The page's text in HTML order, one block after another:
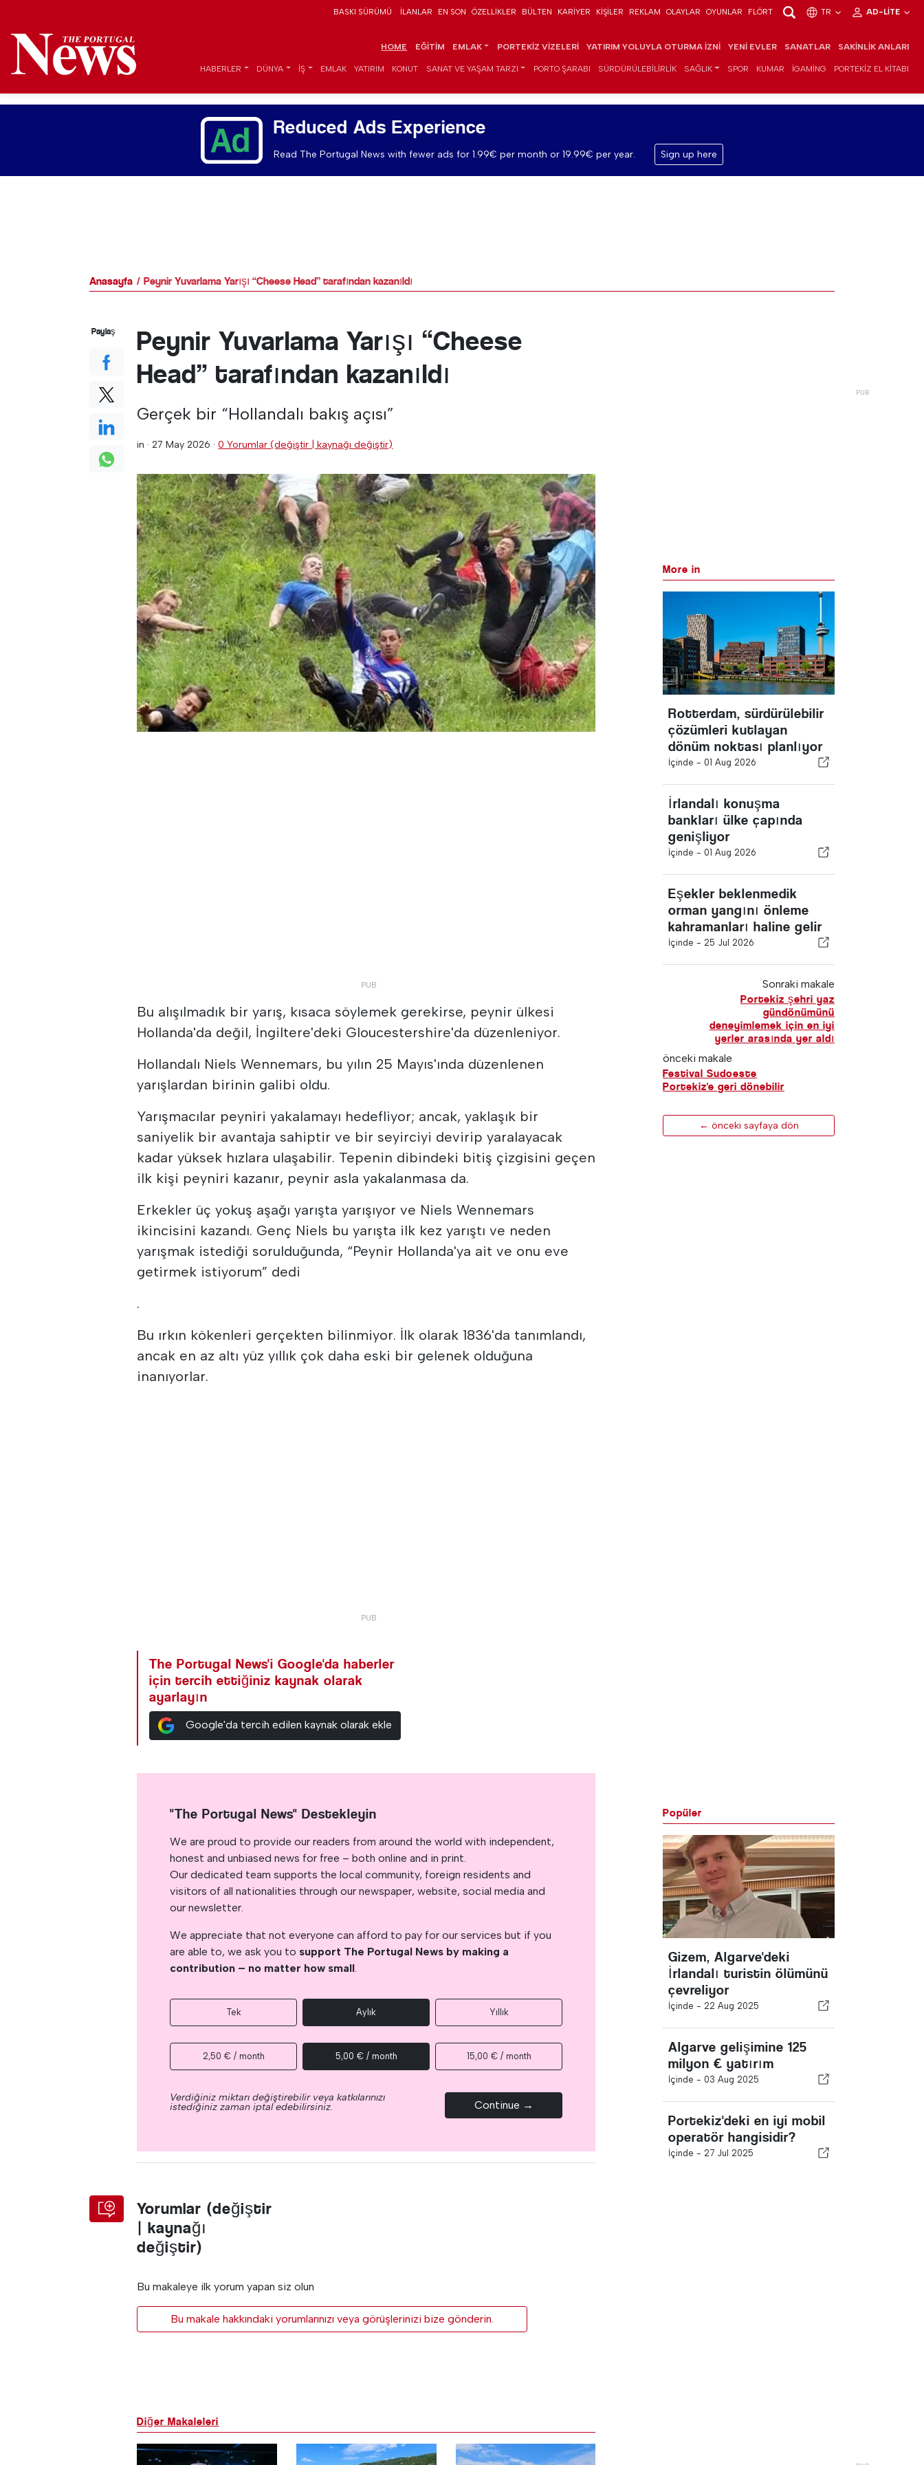
BASKI SÜRÜMÜ İLANLAR EN SON ÖZELLIKLER BÜLTEN KARIYER KIŞILER REKLAM OLAYLAR OYUNLAR FLÖRT TR AD-LITE
HOME EĞITIM EMLAK PORTEKIZ VIZELERI YATIRIM YOLUYLA OTURMA İZNI YENI EVLER SANATLAR SAKINLIK ANLARI
HABERLER DÜNYA İŞ EMLAK YATIRIM KONUT SANAT VE YAŞAM TARZI PORTO ŞARABI SÜRDÜRÜLEBILIRLIK SAĞLIK SPOR KUMAR IGAMING PORTEKIZ EL KITABI
Reduced Ads Experience
Read The Portugal News with fewer ads for 1.99€ per month or 19.99€ per year. Sign up here
Anasayfa Peynir Yuvarlama Yarışı “Cheese Head” tarafından kazanıldı
Peynir Yuvarlama Yarışı “Cheese
Head” tarafından kazanıldı
Gerçek bir “Hollandalı bakış açısı”
in ·27 May 2026 ·0 Yorumlar (değiştir | kaynağı değiştir)
Bu alışılmadık bir yarış, kısaca söylemek gerekirse, peynir ülkesi
Hollanda'da değil, İngiltere'deki Gloucestershire'da düzenleniyor.
Hollandalı Niels Wennemars, bu yılın 25 Mayıs'ında düzenlenen
yarışlardan birinin galibi oldu.
Yarışmacılar peyniri yakalamayı hedefliyor; ancak, yaklaşık bir
saniyelik bir avantaja sahiptir ve bir seyirciyi devirip yaralayacak
kadar yüksek hızlara ulaşabilir. Tepenin dibindeki bitiş çizgisini geçen
ilk kişi peyniri kazanır, peynir asla yakalanmasa da.
Erkekler üç yokuş aşağı yarışta yarışıyor ve Niels Wennemars
ikincisini kazandı. Genç Niels bu yarışta ilk kez yarıştı ve neden
yarışmak istediği sorulduğunda, “Peynir Hollanda'ya ait ve onu eve
getirmek istiyorum” dedi
.
Bu ırkın kökenleri gerçekten bilinmiyor. İlk olarak 1836'da tanımlandı,
ancak en az altı yüz yıllık çok daha eski bir gelenek olduğuna
inanıyorlar.
The Portugal News'i Google'da haberler
için tercih ettiğiniz kaynak olarak
ayarlayın
Google'da tercih edilen kaynak olarak ekle
Paylaş
More in
Rotterdam, sürdürülebilir
çözümleri kutlayan
dönüm noktası planlıyor
İçinde - 01 Aug 2026
İrlandalı konuşma
bankları ülke çapında
genişliyor
İçinde - 01 Aug 2026
Eşekler beklenmedik
orman yangını önleme
kahramanları haline gelir
İçinde - 25 Jul 2026
Sonraki makale
Portekiz şehri yaz
gündönümünü
deneyimlemek için en iyi
yerler arasında yer aldı
önceki makale
Festival Sudoeste
Portekiz'e geri dönebilir
← önceki sayfaya dön
"The Portugal News" Destekleyin
We are proud to provide our readers from around the world with independent,
honest and unbiased news for free – both online and in print.
Our dedicated team supports the local community, foreign residents and
visitors of all nationalities through our newspaper, website, social media and
our newsletter.
We appreciate that not everyone can afford to pay for our services but if you
are able to, we ask you to support The Portugal News by making a
contribution – no matter how small.
Tek Aylık Yıllık
2,50 € / month 5,00 € / month 15,00 € / month
Verdiğiniz miktarı değiştirebilir veya katkılarınızı
istediğiniz zaman iptal edebilirsiniz. Continue →
Yorumlar (değiştir
| kaynağı
değiştir)
Bu makaleye ilk yorum yapan siz olun
Bu makale hakkındaki yorumlarınızı veya görüşlerinizi bize gönderin.
Popüler
Gizem, Algarve'deki
İrlandalı turistin ölümünü
çevreliyor
İçinde - 22 Aug 2025
Algarve gelişimine 125
milyon € yatırım
İçinde - 03 Aug 2025
Portekiz'deki en iyi mobil
operatör hangisidir?
İçinde - 27 Jul 2025
Diğer Makaleleri